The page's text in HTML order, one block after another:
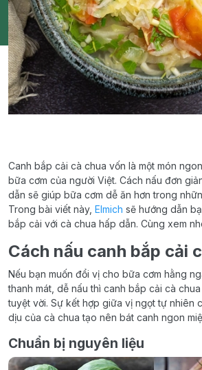
Canh bắp cải cà chua vốn là một món
bữa cơm của người Việt. Cách nấu đơn
dẫn sẽ giúp bữa cơm dễ ăn hơn trong
Trong bài viết này, Elmich sẽ hướng dẫn
bắp cải với cà chua hấp dẫn. Cùng xem
Cách nấu canh bắp cải
Nếu bạn muốn đổi vị cho bữa cơm hằng
thanh mát, dễ nấu thì canh bắp cải cà
tuyệt vời. Sự kết hợp giữa vị ngọt tự nhiên
dịu của cà chua tạo nên bát canh ngon
Chuẩn bị nguyên liệu